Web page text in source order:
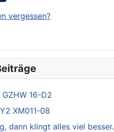
vergessen?
16-D2
XM011-08
dann klingt alles viel besser.